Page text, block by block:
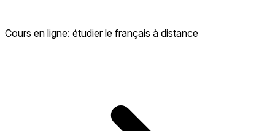
Cours en ligne: étudier le français à distance